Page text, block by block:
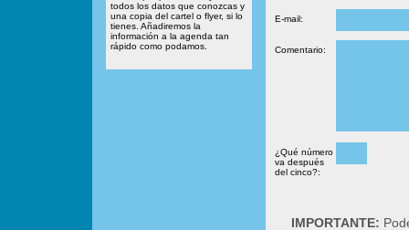
todos los datos que conozcas y
una copia del cartel o flyer, si lo
tienes. Añadiremos la
información a la agenda tan
rápido como podamos.
E-mail:
Comentario:
¿Qué número
va después
del cinco?:
IMPORTANTE: